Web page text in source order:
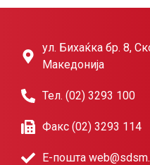
ул. Бихаќка бр. 8,
Македонија
Тел. (02) 3293 100
Факс (02) 3293 114
Е-пошта